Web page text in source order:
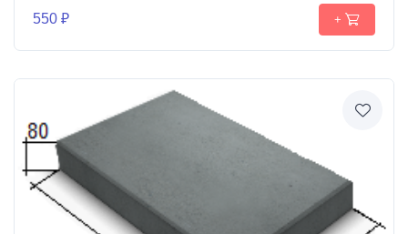
550 ₽ +